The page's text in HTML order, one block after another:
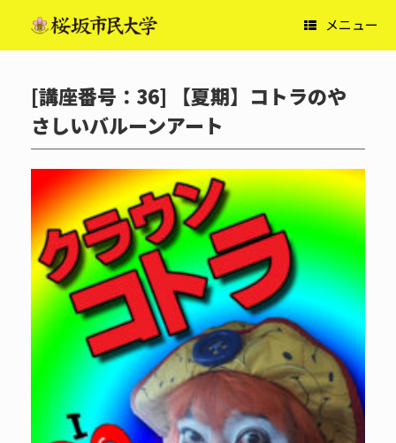
メニュー
[講座番号：36] 【夏期】コトラのや
さしいバルーンアート